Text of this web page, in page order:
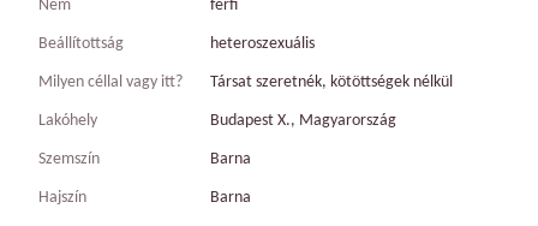
Nem férfi
Beállítottság heteroszexuális
Milyen céllal vagy itt? Társat szeretnék, kötöttségek nélkül
Lakóhely Budapest X., Magyarország
Szemszín Barna
Hajszín Barna